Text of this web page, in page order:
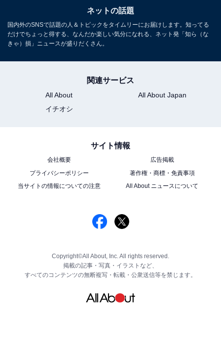
ネットの話題
国内外のSNSで話題の人＆トピックをタイムリーにお届けします。知ってる
だけでちょっと得する、なんだか楽しい気分になれる、ネット発「知ら（な
きゃ）損」ニュースが盛りだくさん。
関連サービス
All About
All About Japan
イチオシ
サイト情報
会社概要
広告掲載
プライバシーポリシー
著作権・商標・免責事項
当サイトの情報についての注意
All About ニュースについて
Copyright©All About, Inc. All rights reserved.
掲載の記事・写真・イラストなど、
すべてのコンテンツの無断複写・転載・公衆送信等を禁じます。